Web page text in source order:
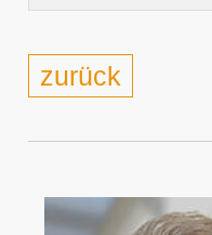
zurück